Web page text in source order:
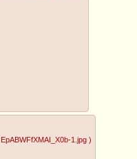
, EpABWFfXMAI_X0b-1.jpg )